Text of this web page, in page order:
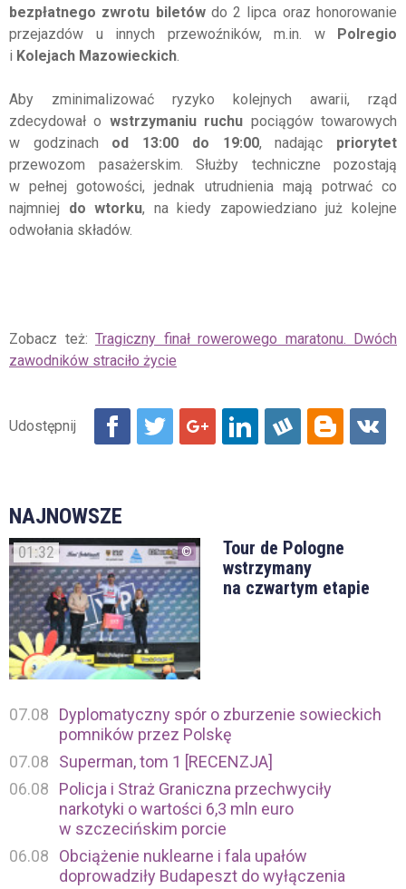
bezpłatnego zwrotu biletówdo 2 lipca oraz honorowanie
przejazdów u innych przewoźników, m.in. w Polregio
i Kolejach Mazowieckich
Aby zminimalizować ryzyko kolejnych awarii, rząd
zdecydował o wstrzymaniu ruchu pociągów towarowych
w godzinach od 13:00 do 19:00, nadając priorytet
przewozom pasażerskim. Służby techniczne pozostają
w pełnej gotowości, jednak utrudnienia mają potrwać co
najmniej do wtorku, na kiedy zapowiedziano już kolejne
odwołania składów.
Zobacz też: Tragiczny finał rowerowego maratonu. Dwóch
zawodników straciło życie
NAJNOWSZE
01:32
Tour de Pologne
wstrzymany
na czwartym etapie
07.08
Dyplomatyczny spór o zburzenie sowieckich
pomników przez Polskę
07.08
Superman, tom 1 [RECENZJA]
06.08
Policja i Straż Graniczna przechwyciły
narkotyki o wartości 6,3 mln euro
w szczecińskim porcie
06.08
Obciążenie nuklearne i fala upałów
doprowadziły Budapeszt do wyłączenia